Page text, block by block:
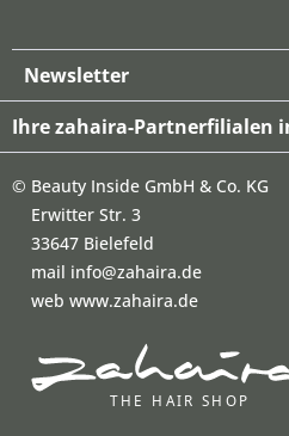
Newsletter
Ihre zahaira-Partnerfilialen
© Beauty Inside GmbH & Co. KG
Erwitter Str. 3
33647 Bielefeld
mail info@zahaira.de
web www.zahaira.de